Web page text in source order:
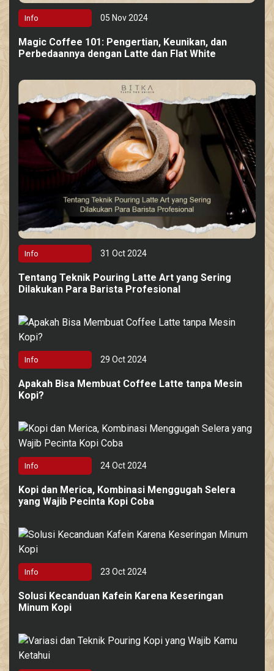
Info 05 Nov 2024
Magic Coffee 101: Pengertian, Keunikan, dan
Perbedaannya dengan Latte dan Flat White
Info 31 Oct 2024
Tentang Teknik Pouring Latte Art yang Sering
Dilakukan Para Barista Profesional
Info 29 Oct 2024
Apakah Bisa Membuat Coffee Latte tanpa Mesin
Kopi?
Info 24 Oct 2024
Kopi dan Merica, Kombinasi Menggugah Selera
yang Wajib Pecinta Kopi Coba
Info 23 Oct 2024
Solusi Kecanduan Kafein Karena Keseringan
Minum Kopi